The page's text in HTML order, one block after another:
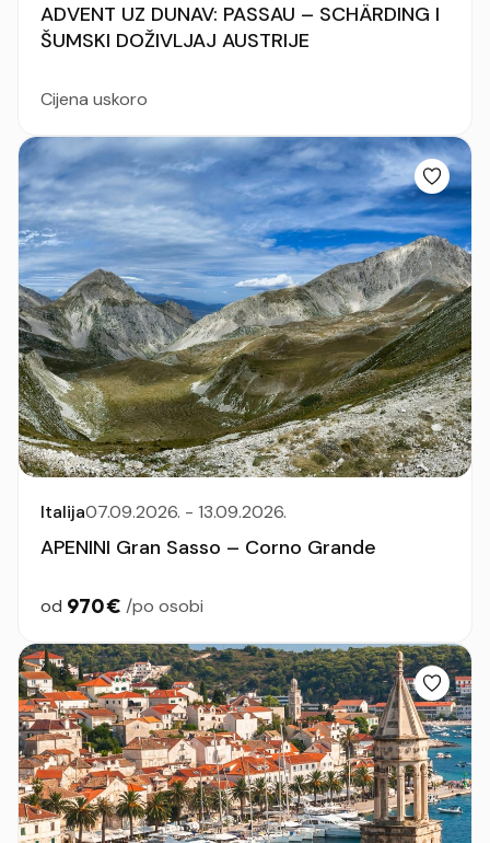
ADVENT UZ DUNAV: PASSAU – SCHÄRDING I
ŠUMSKI DOŽIVLJAJ AUSTRIJE
Cijena uskoro
Italija07.09.2026. - 13.09.2026.
APENINI Gran Sasso – Corno Grande
od 970 € /po osobi